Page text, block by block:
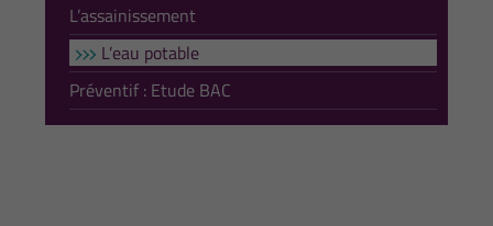
L’assainissement
L’eau potable
Préventif : Etude BAC